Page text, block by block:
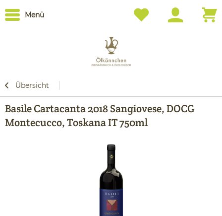
Menü
Übersicht
Basile Cartacanta 2018 Sangiovese, DOCG
Montecucco, Toskana IT 750ml